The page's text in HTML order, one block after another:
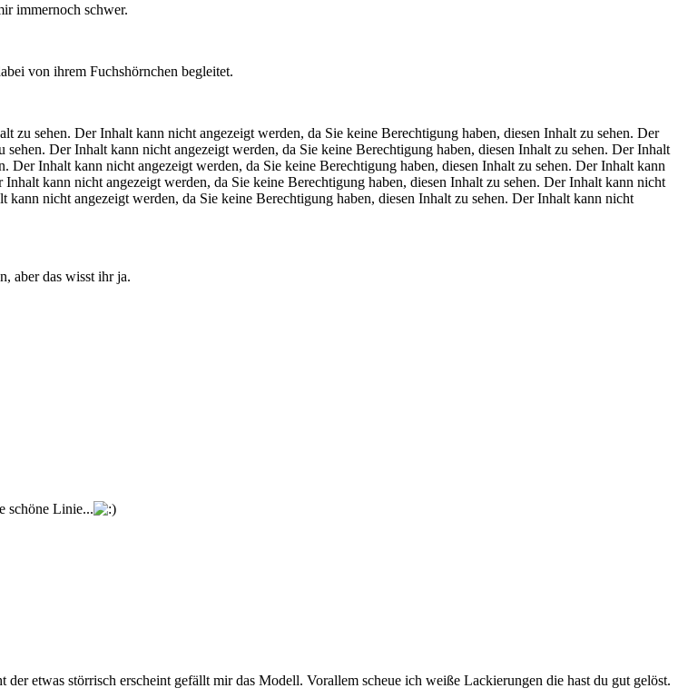
immernoch schwer.
von ihrem Fuchshörnchen begleitet.
zu sehen. Der Inhalt kann nicht angezeigt werden, da Sie keine Berechtigung haben, diesen Inhalt zu sehen. Der
sehen. Der Inhalt kann nicht angezeigt werden, da Sie keine Berechtigung haben, diesen Inhalt zu sehen. Der Inhalt
Der Inhalt kann nicht angezeigt werden, da Sie keine Berechtigung haben, diesen Inhalt zu sehen. Der Inhalt kann
Inhalt kann nicht angezeigt werden, da Sie keine Berechtigung haben, diesen Inhalt zu sehen. Der Inhalt kann nicht
kann nicht angezeigt werden, da Sie keine Berechtigung haben, diesen Inhalt zu sehen. Der Inhalt kann nicht
aber das wisst ihr ja.
schöne Linie...
etwas störrisch erscheint gefällt mir das Modell. Vorallem scheue ich weiße Lackierungen die hast du gut gelöst.